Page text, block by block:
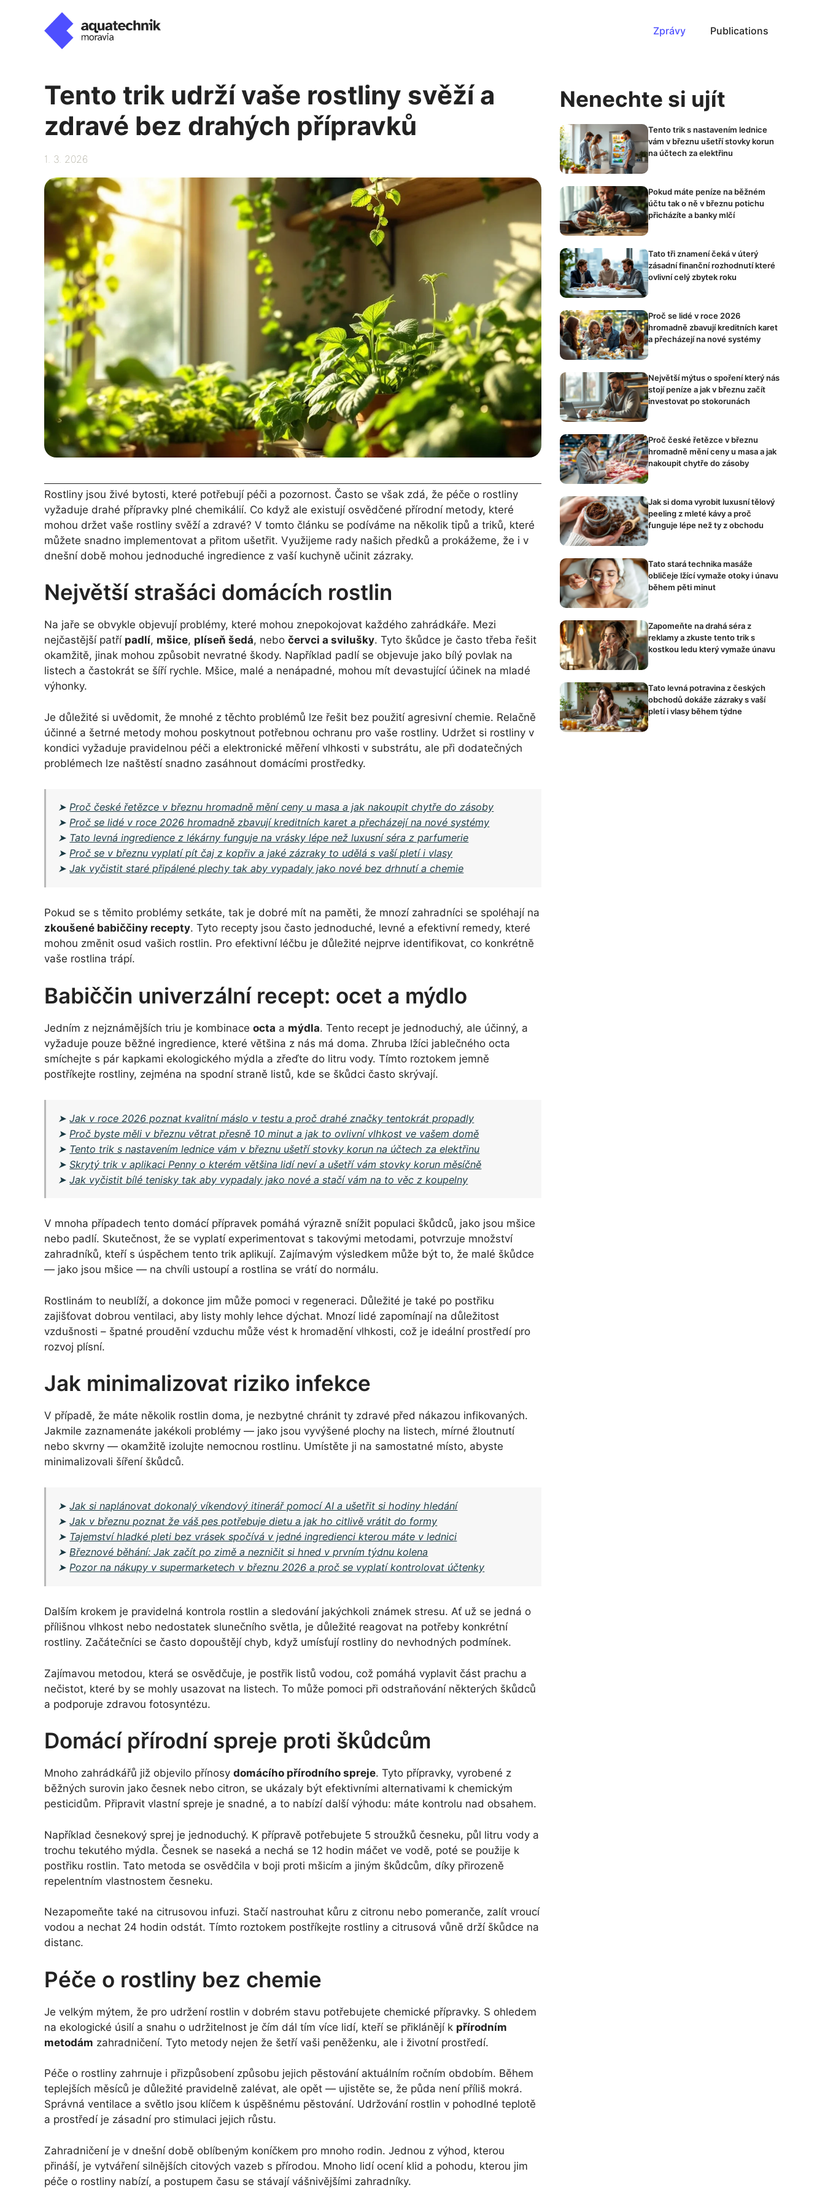
Zprávy Publications
Tento trik udrží vaše rostliny svěží a
zdravé bez drahých přípravků
1. 3. 2026
Rostliny jsou živé bytosti, které potřebují péči a pozornost. Často se však zdá, že péče o rostliny
vyžaduje drahé přípravky plné chemikálií. Co když ale existují osvědčené přírodní metody, které
mohou držet vaše rostliny svěží a zdravé? V tomto článku se podíváme na několik tipů a triků, které
můžete snadno implementovat a přitom ušetřit. Využijeme rady našich předků a prokážeme, že i v
dnešní době mohou jednoduché ingredience z vaší kuchyně učinit zázraky.
Největší strašáci domácích rostlin
Na jaře se obvykle objevují problémy, které mohou znepokojovat každého zahrádkáře. Mezi
nejčastější patří padlí, mšice, plíseň šedá, nebo červci a svilušky. Tyto škůdce je často třeba řešit
okamžitě, jinak mohou způsobit nevratné škody. Například padlí se objevuje jako bílý povlak na
listech a častokrát se šíří rychle. Mšice, malé a nenápadné, mohou mít devastující účinek na mladé
výhonky.
Je důležité si uvědomit, že mnohé z těchto problémů lze řešit bez použití agresivní chemie. Relačně
účinné a šetrné metody mohou poskytnout potřebnou ochranu pro vaše rostliny. Udržet si rostliny v
kondici vyžaduje pravidelnou péči a elektronické měření vlhkosti v substrátu, ale při dodatečných
problémech lze naštěstí snadno zasáhnout domácími prostředky.
➤Proč české řetězce v březnu hromadně mění ceny u masa a jak nakoupit chytře do zásoby
➤Proč se lidé v roce 2026 hromadně zbavují kreditních karet a přecházejí na nové systémy
➤ Tato levná ingredience z lékárny funguje na vrásky lépe než luxusní séra z parfumerie
➤Proč se v březnu vyplatí pít čaj z kopřiv a jaké zázraky to udělá s vaší pletí i vlasy
➤Jak vyčistit staré připálené plechy tak aby vypadaly jako nové bez drhnutí a chemie
Pokud se s těmito problémy setkáte, tak je dobré mít na paměti, že mnozí zahradníci se spoléhají na
zkoušené babiččiny recepty. Tyto recepty jsou často jednoduché, levné a efektivní remedy, které
mohou změnit osud vašich rostlin. Pro efektivní léčbu je důležité nejprve identifikovat, co konkrétně
vaše rostlina trápí.
Babiččin univerzální recept: ocet a mýdlo
Jedním z nejznámějších triu je kombinace octa a mýdla. Tento recept je jednoduchý, ale účinný, a
vyžaduje pouze běžné ingredience, které většina z nás má doma. Zhruba lžíci jablečného octa
smíchejte s pár kapkami ekologického mýdla a zřeďte do litru vody. Tímto roztokem jemně
postříkejte rostliny, zejména na spodní straně listů, kde se škůdci často skrývají.
➤Jak v roce 2026 poznat kvalitní máslo v testu a proč drahé značky tentokrát propadly
➤ Proč byste měli v březnu větrat přesně 10 minut a jak to ovlivní vlhkost ve vašem domě
➤ Tento trik s nastavením lednice vám v březnu ušetří stovky korun na účtech za elektřinu
➤Skrytý trik v aplikaci Penny o kterém většina lidí neví a ušetří vám stovky korun měsíčně
➤Jak vyčistit bílé tenisky tak aby vypadaly jako nové a stačí vám na to věc z koupelny
V mnoha případech tento domácí přípravek pomáhá výrazně snížit populaci škůdců, jako jsou mšice
nebo padlí. Skutečnost, že se vyplatí experimentovat s takovými metodami, potvrzuje množství
zahradníků, kteří s úspěchem tento trik aplikují. Zajímavým výsledkem může být to, že malé škůdce
— jako jsou mšice — na chvíli ustoupí a rostlina se vrátí do normálu.
Rostlinám to neublíží, a dokonce jim může pomoci v regeneraci. Důležité je také po postřiku
zajišťovat dobrou ventilaci, aby listy mohly lehce dýchat. Mnozí lidé zapomínají na důležitost
vzdušnosti – špatné proudění vzduchu může vést k hromadění vlhkosti, což je ideální prostředí pro
rozvoj plísní.
Jak minimalizovat riziko infekce
V případě, že máte několik rostlin doma, je nezbytné chránit ty zdravé před nákazou infikovaných.
Jakmile zaznamenáte jakékoli problémy — jako jsou vyvýšené plochy na listech, mírné žloutnutí
nebo skvrny — okamžitě izolujte nemocnou rostlinu. Umístěte ji na samostatné místo, abyste
minimalizovali šíření škůdců.
➤Jak si naplánovat dokonalý víkendový itinerář pomocí AI a ušetřit si hodiny hledání
➤Jak v březnu poznat že váš pes potřebuje dietu a jak ho citlivě vrátit do formy
➤ Tajemství hladké pleti bez vrásek spočívá v jedné ingredienci kterou máte v lednici
➤Březnové běhání: Jak začít po zimě a nezničit si hned v prvním týdnu kolena
➤Pozor na nákupy v supermarketech v březnu 2026 a proč se vyplatí kontrolovat účtenky
Dalším krokem je pravidelná kontrola rostlin a sledování jakýchkoli známek stresu. Ať už se jedná o
přílišnou vlhkost nebo nedostatek slunečního světla, je důležité reagovat na potřeby konkrétní
rostliny. Začátečníci se často dopouštějí chyb, když umísťují rostliny do nevhodných podmínek.
Zajímavou metodou, která se osvědčuje, je postřik listů vodou, což pomáhá vyplavit část prachu a
nečistot, které by se mohly usazovat na listech. To může pomoci při odstraňování některých škůdců
a podporuje zdravou fotosyntézu.
Domácí přírodní spreje proti škůdcům
Mnoho zahrádkářů již objevilo přínosy domácího přírodního spreje. Tyto přípravky, vyrobené z
běžných surovin jako česnek nebo citron, se ukázaly být efektivními alternativami k chemickým
pesticidům. Připravit vlastní spreje je snadné, a to nabízí další výhodu: máte kontrolu nad obsahem.
Například česnekový sprej je jednoduchý. K přípravě potřebujete 5 stroužků česneku, půl litru vody a
trochu tekutého mýdla. Česnek se naseká a nechá se 12 hodin máčet ve vodě, poté se použije k
postřiku rostlin. Tato metoda se osvědčila v boji proti mšicím a jiným škůdcům, díky přirozeně
repelentním vlastnostem česneku.
Nezapomeňte také na citrusovou infuzi. Stačí nastrouhat kůru z citronu nebo pomeranče, zalít vroucí
vodou a nechat 24 hodin odstát. Tímto roztokem postříkejte rostliny a citrusová vůně drží škůdce na
distanc.
Péče o rostliny bez chemie
Je velkým mýtem, že pro udržení rostlin v dobrém stavu potřebujete chemické přípravky. S ohledem
na ekologické úsilí a snahu o udržitelnost je čím dál tím více lidí, kteří se přiklánějí k přírodním
metodám zahradničení. Tyto metody nejen že šetří vaši peněženku, ale i životní prostředí.
Péče o rostliny zahrnuje i přizpůsobení způsobu jejich pěstování aktuálním ročním obdobím. Během
teplejších měsíců je důležité pravidelně zalévat, ale opět — ujistěte se, že půda není příliš mokrá.
Správná ventilace a světlo jsou klíčem k úspěšnému pěstování. Udržování rostlin v pohodlné teplotě
a prostředí je zásadní pro stimulaci jejich růstu.
Zahradničení je v dnešní době oblíbeným koníčkem pro mnoho rodin. Jednou z výhod, kterou
přináší, je vytváření silnějších citových vazeb s přírodou. Mnoho lidí ocení klid a pohodu, kterou jim
péče o rostliny nabízí, a postupem času se stávají vášnivějšími zahradníky.
Nenechte si ujít
Tento trik s nastavením lednice
vám v březnu ušetří stovky korun
na účtech za elektřinu
Pokud máte peníze na běžném
účtu tak o ně v březnu potichu
přicházíte a banky mlčí
Tato tři znamení čeká v úterý
zásadní finanční rozhodnutí které
ovlivní celý zbytek roku
Proč se lidé v roce 2026
hromadně zbavují kreditních karet
a přecházejí na nové systémy
Největší mýtus o spoření který nás
stojí peníze a jak v březnu začít
investovat po stokorunách
Proč české řetězce v březnu
hromadně mění ceny u masa a jak
nakoupit chytře do zásoby
Jak si doma vyrobit luxusní tělový
peeling z mleté kávy a proč
funguje lépe než ty z obchodu
Tato stará technika masáže
obličeje lžící vymaže otoky i únavu
během pěti minut
Zapomeňte na drahá séra z
reklamy a zkuste tento trik s
kostkou ledu který vymaže únavu
Tato levná potravina z českých
obchodů dokáže zázraky s vaší
pletí i vlasy během týdne